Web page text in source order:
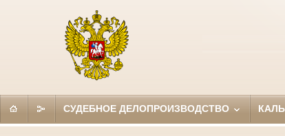
СУДЕБНОЕ ДЕЛОПРОИЗВОДСТВО